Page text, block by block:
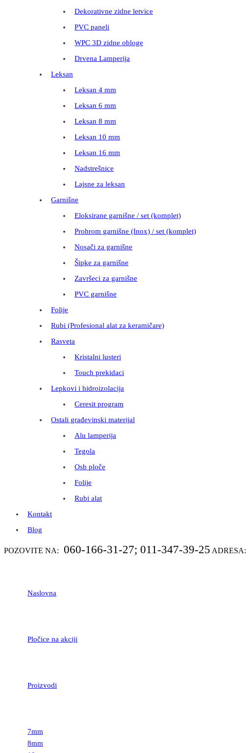
Dekorativne zidne letvice
PVC paneli
WPC 3D zidne obloge
Drvena Lamperija
Leksan
Leksan 4 mm
Leksan 6 mm
Leksan 8 mm
Leksan 10 mm
Leksan 16 mm
Nadstrešnice
Lajsne za leksan
Garnišne
Eloksirane garnišne / set (komplet)
Prohrom garnišne (Inox) / set (komplet)
Nosači za garnišne
Šipke za garnišne
Završeci za garnišne
PVC garnišne
Folije
Rubi (Profesional alat za keramičare)
Rasveta
Kristalni lusteri
Touch prekidaci
Lepkovi i hidroizolacija
Ceresit program
Ostali građevinski materijal
Alu lamperija
Tegola
Osb ploče
Folije
Rubi alat
Kontakt
Blog
POZOVITE NA: 060-166-31-27; 011-347-39-25 ADRESA:
Naslovna
Pločice na akciji
Proizvodi
7mm
8mm